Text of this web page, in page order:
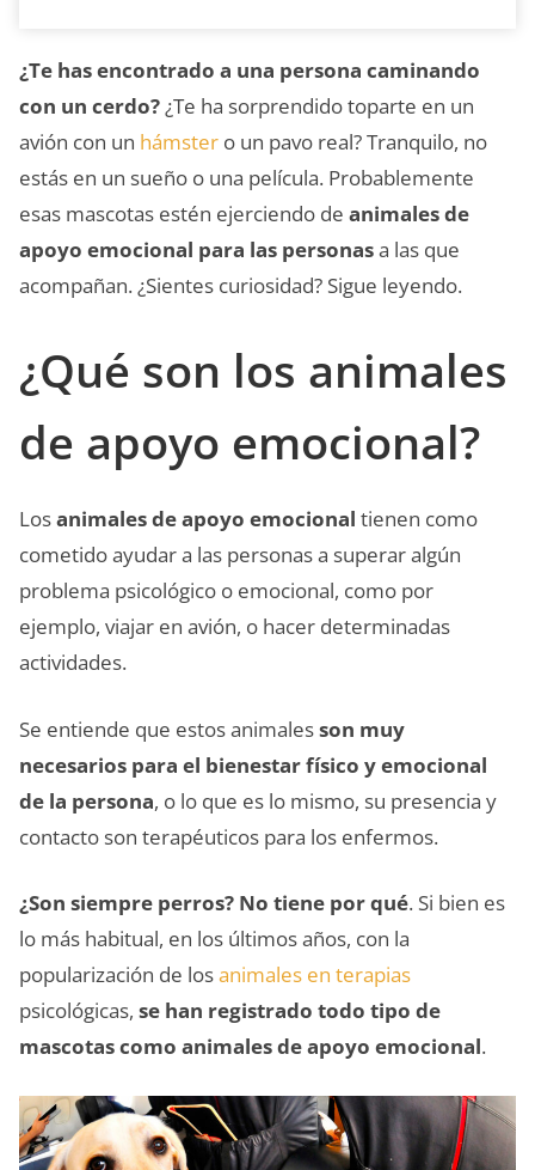
¿Te has encontrado a una persona caminando
con un cerdo?¿Te ha sorprendido toparte en un
avión con un hámster o un pavo real? Tranquilo, no
estás en un sueño o una película. Probablemente
esas mascotas estén ejerciendo de animales de
apoyo emocional para las personasa las que
acompañan. ¿Sientes curiosidad? Sigue leyendo.
¿Qué son los animales
de apoyo emocional?
Losanimales de apoyo emocional tienen como
cometido ayudar a las personas a superar algún
problema psicológico o emocional, como por
ejemplo, viajar en avión, o hacer determinadas
actividades.
Se entiende que estos animalesson muy
necesarios para el bienestar físico y emocional
de la persona, o lo que es lo mismo, su presencia y
contacto son terapéuticos para los enfermos.
¿Son siempre perros? No tiene por qué. Si bien es
lo más habitual, en los últimos años, con la
popularización de losanimales en terapias
psicológicas, se han registrado todo tipo de
mascotas como animales de apoyo emocional.